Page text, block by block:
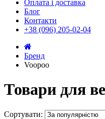
Оплата і доставка
Блог
Контакти
+38 (096) 205-02-04
Бренд
Voopoo
Товари для
Сортувати: